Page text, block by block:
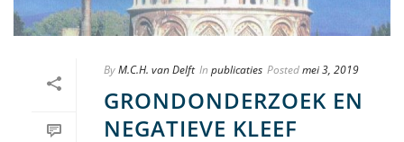
ByM.C.H. van Delft In publicaties Postedmei 3, 2019
GRONDONDERZOEK EN
NEGATIEVE KLEEF